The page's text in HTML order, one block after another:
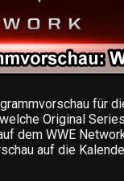
für
Original
dem WWE
auf die